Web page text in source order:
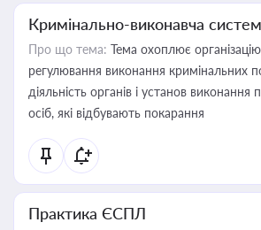
Кримінально-виконавча
Про що тема: Тема охоплює
регулювання виконання кримінальних
діяльність органів і установ виконання
осіб, які відбувають покарання
Практика ЄСПЛ